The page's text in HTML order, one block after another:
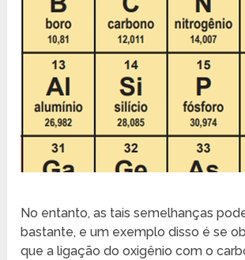
No entanto, as tais semelhanças
bastante, e um exemplo disso é se
que a ligação do oxigênio com o